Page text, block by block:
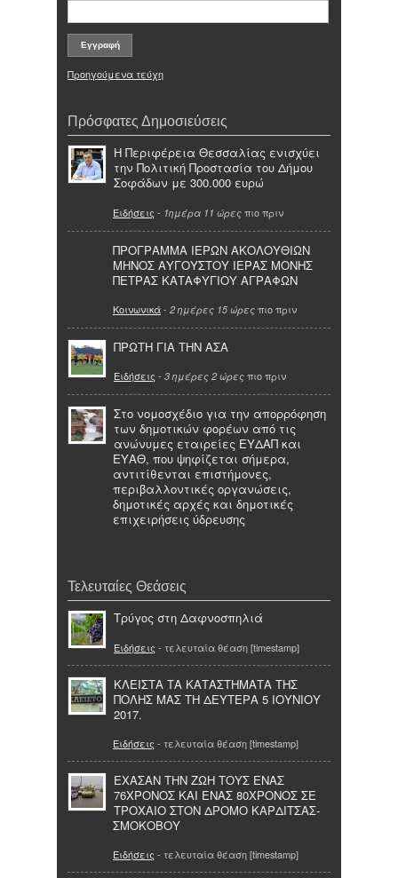
Προηγούμενα τεύχη
Πρόσφατες Δημοσιεύσεις
Η Περιφέρεια Θεσσαλίας ενισχύει
την Πολιτική Προστασία του Δήμου
Σοφάδων με 300.000 ευρώ
Ειδήσεις - 1ημέρα 11 ώρες πιο πριν
ΠΡΟΓΡΑΜΜΑ ΙΕΡΩΝ ΑΚΟΛΟΥΘΙΩΝ
ΜΗΝΟΣ ΑΥΓΟΥΣΤΟΥ ΙΕΡΑΣ ΜΟΝΗΣ
ΠΕΤΡΑΣ ΚΑΤΑΦΥΓΙΟΥ ΑΓΡΑΦΩΝ
Κοινωνικά- 2 ημέρες 15 ώρες πιο πριν
ΠΡΩΤΗ ΓΙΑ ΤΗΝ ΑΣΑ
Ειδήσεις - 3 ημέρες 2 ώρες πιο πριν
Στο νομοσχέδιο για την απορρόφηση
των δημοτικών φορέων από τις
ανώνυμες εταιρείες ΕΥΔΑΠ και
ΕΥΑΘ, που ψηφίζεται σήμερα,
αντιτίθενται επιστήμονες,
περιβαλλοντικές οργανώσεις,
δημοτικές αρχές και δημοτικές
επιχειρήσεις ύδρευσης
Τελευταίες Θεάσεις
Τρύγος στη Δαφνοσπηλιά
Ειδήσεις - τελευταία θέαση [timestamp]
ΚΛΕΙΣΤΑ ΤΑ ΚΑΤΑΣΤΗΜΑΤΑ ΤΗΣ
ΠΟΛΗΣ ΜΑΣ ΤΗ ΔΕΥΤΕΡΑ 5 ΙΟΥΝΙΟΥ
2017.
Ειδήσεις - τελευταία θέαση [timestamp]
ΕΧΑΣΑΝ ΤΗΝ ΖΩΗ ΤΟΥΣ ΕΝΑΣ
76ΧΡΟΝΟΣ ΚΑΙ ΕΝΑΣ 80ΧΡΟΝΟΣ ΣΕ
ΤΡΟΧΑΙΟ ΣΤΟΝ ΔΡΟΜΟ ΚΑΡΔΙΤΣΑΣ-
ΣΜΟΚΟΒΟΥ
Ειδήσεις - τελευταία θέαση [timestamp]